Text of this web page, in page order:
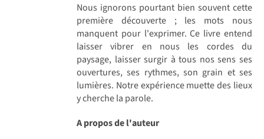
Nous ignorons pourtant bien souvent cette
première découverte ; les mots nous
manquent pour l'exprimer. Ce livre entend
laisser vibrer en nous les cordes du
paysage, laisser surgir à tous nos sens ses
ouvertures, ses rythmes, son grain et ses
lumières. Notre expérience muette des lieux
y cherche la parole.
A propos de l'auteur